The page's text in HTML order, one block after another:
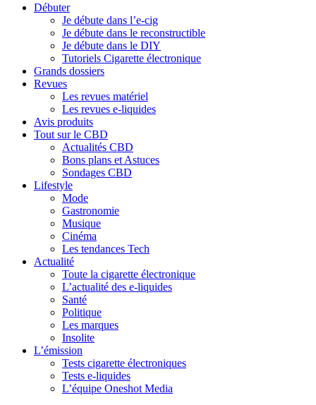
Débuter
Je débute dans l’e-cig
Je débute dans le reconstructible
Je débute dans le DIY
Tutoriels Cigarette électronique
Grands dossiers
Revues
Les revues matériel
Les revues e-liquides
Avis produits
Tout sur le CBD
Actualités CBD
Bons plans et Astuces
Sondages CBD
Lifestyle
Mode
Gastronomie
Musique
Cinéma
Les tendances Tech
Actualité
Toute la cigarette électronique
L’actualité des e-liquides
Santé
Politique
Les marques
Insolite
L’émission
Tests cigarette électroniques
Tests e-liquides
L’équipe Oneshot Media